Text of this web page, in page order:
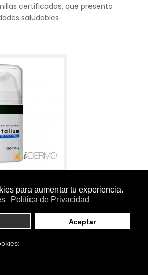
certificadas, que presenta
saludables.
EFFECT
con efecto frío proporciona de